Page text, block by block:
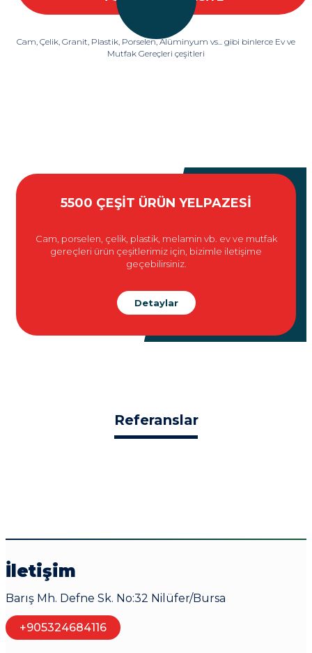
Cam, Çelik, Granit, Plastik, Porselen, Alüminyum vs... gibi binlerce Ev ve
Mutfak Gereçleri çeşitleri
5500 ÇEŞİT ÜRÜN YELPAZESİ
Cam, porselen, çelik, plastik, melamin vb. ev ve mutfak
gereçleri ürün çeşitlerimiz için, bizimle iletişime
geçebilirsiniz.
Detaylar
Referanslar
İletişim
Barış Mh. Defne Sk. No:32 Nilüfer/Bursa
+905324684116